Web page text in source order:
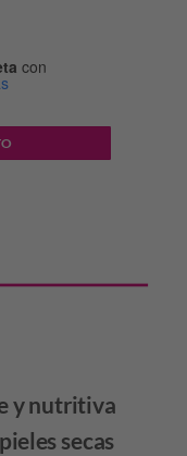
con
y nutritiva
secas